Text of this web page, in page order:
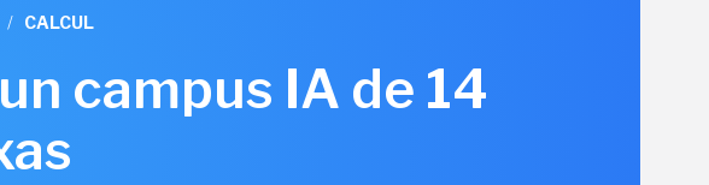
/ CALCUL
campus IA de 14